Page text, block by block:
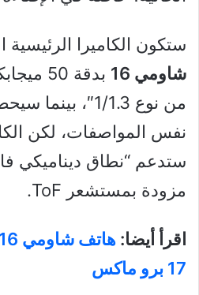
ستكون الكاميرا الرئيسية
شاومي 16
بدقة
نفس المواصفات، لكن
ستدعم “نطاق ديناميكي
مزودة بمستشعر ToF.
اقرأ أيضا:
17 برو ماكس